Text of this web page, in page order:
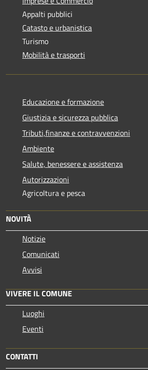
Appalti pubblici
Catasto e urbanistica
Turismo
Mobilità e trasporti
Educazione e formazione
Giustizia e sicurezza pubblica
Tributi,finanze e contravvenzioni
Ambiente
Salute, benessere e assistenza
Autorizzazioni
Agricoltura e pesca
NOVITÀ
Notizie
Comunicati
Avvisi
VIVERE IL COMUNE
Luoghi
Eventi
CONTATTI